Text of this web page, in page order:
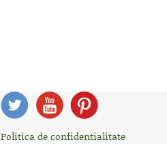
Politica de confidentialitate